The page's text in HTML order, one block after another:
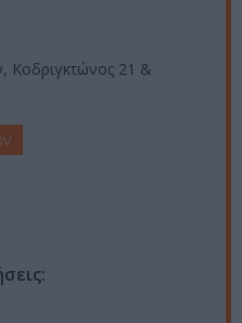
Κοδριγκτώνος 21 &